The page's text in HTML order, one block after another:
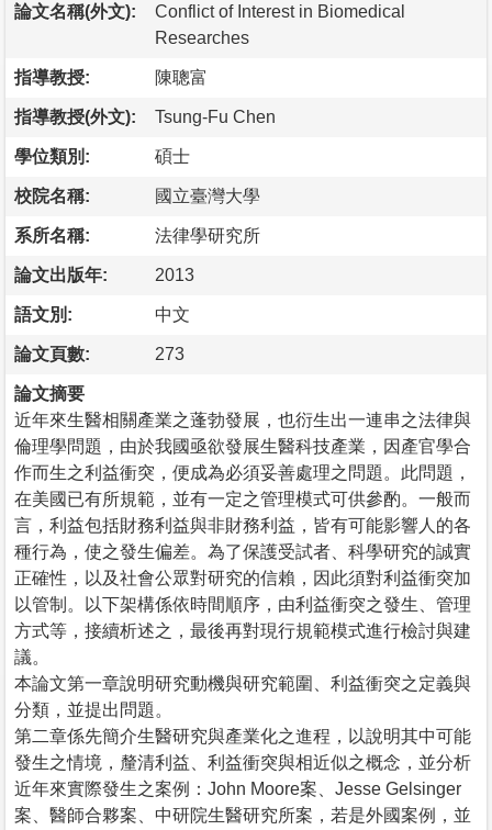
論文名稱(外文):
Conflict of Interest in Biomedical
Researches
指導教授: 陳聰富
指導教授(外文): Tsung-Fu Chen
學位類別: 碩士
校院名稱: 國立臺灣大學
系所名稱: 法律學研究所
論文出版年: 2013
語文別: 中文
論文頁數: 273
論文摘要
近年來生醫相關產業之蓬勃發展，也衍生出一連串之法律與
倫理學問題，由於我國亟欲發展生醫科技產業，因產官學合
作而生之利益衝突，便成為必須妥善處理之問題。此問題，
在美國已有所規範，並有一定之管理模式可供參酌。一般而
言，利益包括財務利益與非財務利益，皆有可能影響人的各
種行為，使之發生偏差。為了保護受試者、科學研究的誠實
正確性，以及社會公眾對研究的信賴，因此須對利益衝突加
以管制。以下架構係依時間順序，由利益衝突之發生、管理
方式等，接續析述之，最後再對現行規範模式進行檢討與建
議。
本論文第一章說明研究動機與研究範圍、利益衝突之定義與
分類，並提出問題。
第二章係先簡介生醫研究與產業化之進程，以說明其中可能
發生之情境，釐清利益、利益衝突與相近似之概念，並分析
近年來實際發生之案例：John Moore案、Jesse Gelsinger
案、醫師合夥案、中研院生醫研究所案，若是外國案例，並